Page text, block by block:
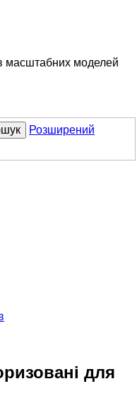
масштабних моделей
Розширений
для